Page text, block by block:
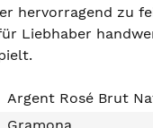
hervorragend zu
Liebhaber
Argent Rosé Brut